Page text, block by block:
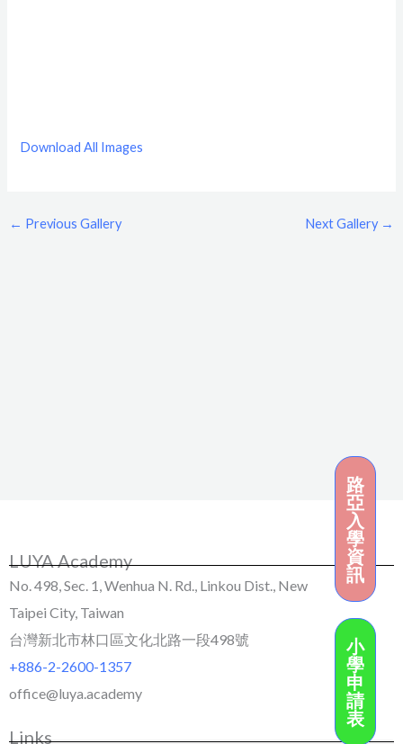
Download All Images
← Previous Gallery Next Gallery →
LUYA Academy
No. 498, Sec. 1, Wenhua N. Rd., Linkou Dist., New
Taipei City, Taiwan
台灣新北市林口區文化北路一段498號
+886-2-2600-1357
office@luya.academy
Links
小
學
申
請
表
路
亞
入
學
資
訊